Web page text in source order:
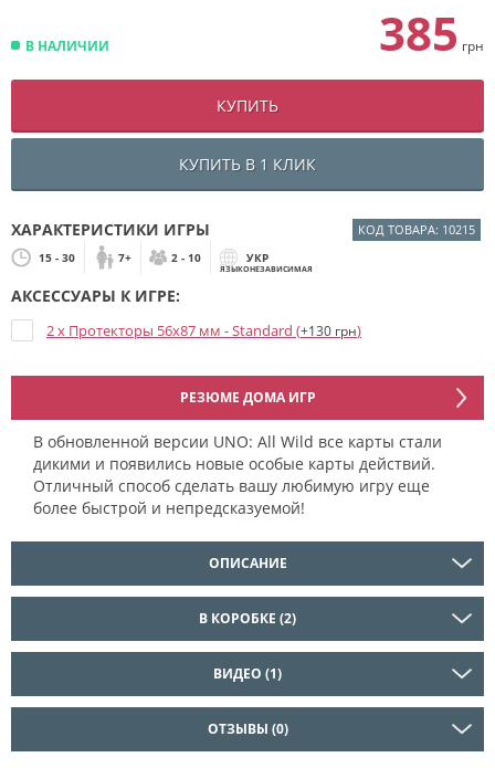
В НАЛИЧИИ 385 грн
КУПИТЬ
КУПИТЬ В 1 КЛИК
ХАРАКТЕРИСТИКИ ИГРЫ КОД ТОВАРА: 10215
15 - 30 7+ 2 - 10 УКР
ЯЗЫКОНЕЗАВИСИМАЯ
АКСЕССУАРЫ К ИГРЕ:
2 x Протекторы 56x87 мм - Standard (+130 грн)
РЕЗЮМЕ ДОМА ИГР
В обновленной версии UNO: All Wild все карты стали
дикими и появились новые особые карты действий.
Отличный способ сделать вашу любимую игру еще
более быстрой и непредсказуемой!
ОПИСАНИЕ
В КОРОБКЕ (2)
ВИДЕО (1)
ОТЗЫВЫ (0)